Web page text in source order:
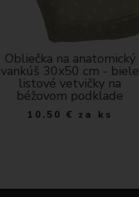
Obliečka na anatomický
vankúš 30x50 cm - biele
listové vetvičky na
béžovom podklade
10.50 € za ks